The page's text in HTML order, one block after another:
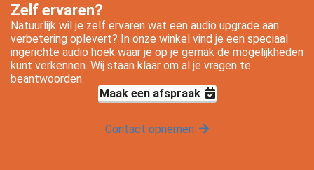
Zelf ervaren?
Natuurlijk wil je zelf ervaren wat een audio upgrade aan
verbetering oplevert? In onze winkel vind je een speciaal
ingerichte audio hoek waar je op je gemak de mogelijkheden
kunt verkennen. Wij staan klaar om al je vragen te
beantwoorden.
Maak een afspraak
Contact opnemen